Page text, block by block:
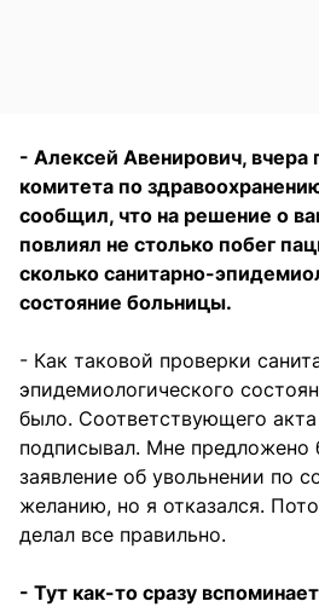
- Алексей Авенирович, вчера
комитета по
сообщил, что на решение о
повлиял не столько побег
сколько санитарно-
состояние больницы.
- Как таковой проверки
эпидемиологического
было. Соответствующего
подписывал. Мне предложено
заявление об увольнении по
желанию, но я отказался.
делал все правильно.
- Тут как-то сразу